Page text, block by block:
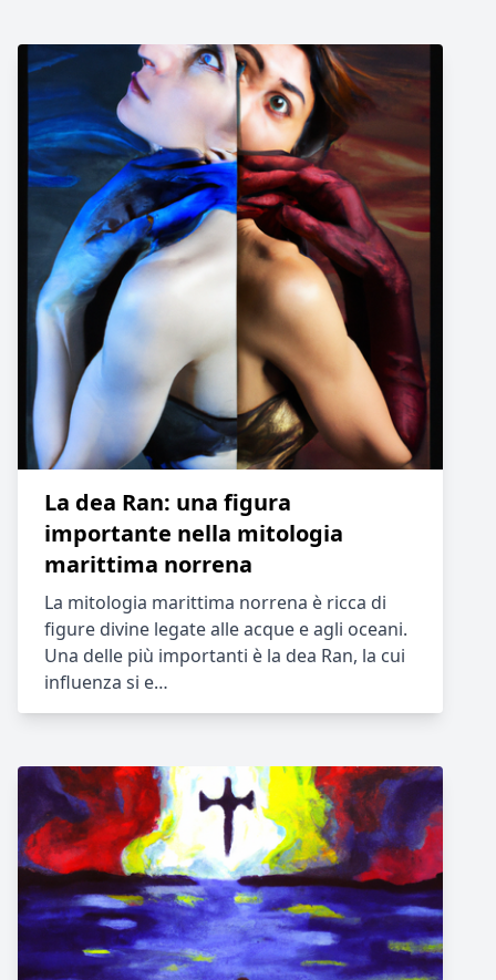
La dea Ran: una figura
importante nella mitologia
marittima norrena
La mitologia marittima norrena è ricca di
figure divine legate alle acque e agli oceani.
Una delle più importanti è la dea Ran, la cui
influenza si e…